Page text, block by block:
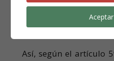
deberes.
Así, según el artículo